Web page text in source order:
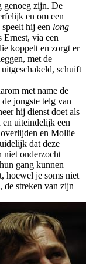
genoeg zijn. De
en om een
hij een long
via een
koppelt en zorgt er
met de
schuift
met name de
jongste telg van
hij dienst doet als
en uiteindelijk een
en Mollie
dat deze
niet onderzocht
gang kunnen
hoewel je soms niet
de streken van zijn